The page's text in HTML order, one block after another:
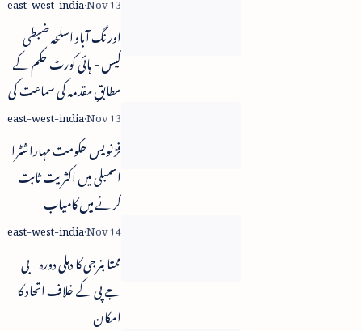
اورنگ آباد اسلحہ ضبطی
کیس - ہائی کورٹ حکم کے
مطابق مقدمہ کی سماعت کی
میعاد مکمل
فڑنویس حکومت مہاراشٹرا
اسمبلی میں اکثریت ثابت
کرنے میں کامیاب
ممتا بنرجی کا دہلی دورہ - بی
جے پی کے خلاف اتحاد کا
امکان